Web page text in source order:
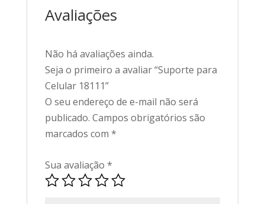
Avaliações
Não há avaliações ainda.
Seja o primeiro a avaliar “Suporte para
Celular 18111”
O seu endereço de e-mail não será
publicado. Campos obrigatórios são
marcados com *
Sua avaliação *